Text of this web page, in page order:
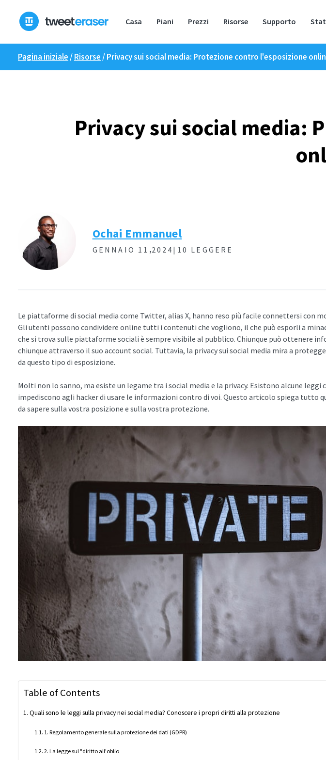
content
Casa Piani Prezzi Risorse Supporto
Pagina iniziale /Risorse /Privacy sui social media: Protezione contro l'esposizione
Privacy sui social media:
Ochai Emmanuel
GENNAIO 11 ,2024| 10 LEGGERE
Le piattaforme di social media come Twitter, alias X, hanno reso più facile connettersi con
Gli utenti possono condividere online tutti i contenuti che vogliono, il che può esporli a
che si trova sulle piattaforme sociali è sempre visibile al pubblico. Chiunque può ottenere
chiunque attraverso il suo account social. Tuttavia, la privacy sui social media mira a
da questo tipo di esposizione.
Molti non lo sanno, ma esiste un legame tra i social media e la privacy. Esistono alcune leggi
impediscono agli hacker di usare le informazioni contro di voi. Questo articolo spiega tutto
da sapere sulla vostra posizione e sulla vostra protezione.
Table of Contents
Quali sono le leggi sulla privacy nei social media? Conoscere i propri diritti alla protezione
1. Regolamento generale sulla protezione dei dati (GDPR)
2. La legge sul "diritto all'oblio